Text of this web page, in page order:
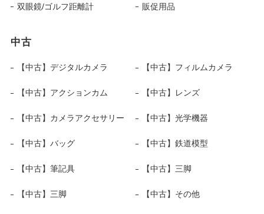
双眼鏡/ゴルフ距離計 販促用品
中古
【中古】デジタルカメラ 【中古】フィルムカメラ
【中古】アクションカム 【中古】レンズ
【中古】カメラアクセサリー 【中古】光学機器
【中古】バッグ 【中古】鉄道模型
【中古】筆記具 【中古】三脚
【中古】三脚 【中古】その他